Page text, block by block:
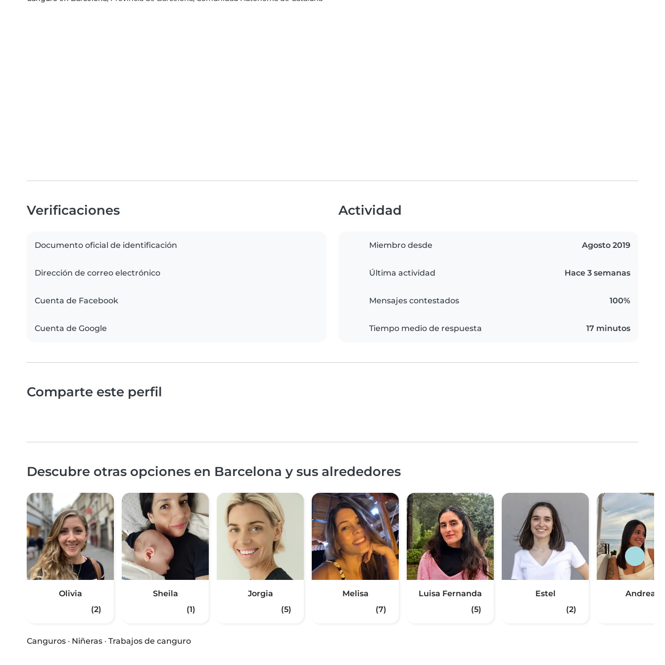
Verificaciones
Documento oficial de identificación
Dirección de correo electrónico
Cuenta de Facebook
Cuenta de Google
Actividad
Miembro desde Agosto 2019
Última actividad Hace 3 semanas
Mensajes contestados 100%
Tiempo medio de respuesta 17 minutos
Comparte este perfil
Descubre otras opciones en Barcelona y sus alrededores
Olivia
(2)
Sheila
(1)
Jorgia
(5)
Melisa
(7)
Luisa Fernanda
(5)
Estel
(2)
Andrea
Canguros · Niñeras · Trabajos de canguro